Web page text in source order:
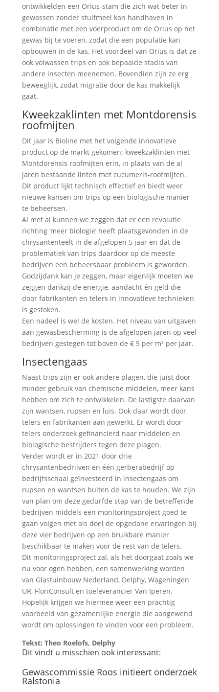
ontwikkelden een Orius-stam die zich wat beter in
gewassen zonder stuifmeel kan handhaven in
combinatie met een voerproduct om de Orius op het
gewas bij te voeren, zodat die een populatie kan
opbouwen in de kas. Het voordeel van Orius is dat ze
ook volwassen trips en ook bepaalde stadia van
andere insecten meenemen. Bovendien zijn ze erg
beweeglijk, zodat migratie door de kas makkelijk
gaat.
Kweekzaklinten met Montdorensis
roofmijten
Dit jaar is Bioline met het volgende innovatieve
product op de markt gekomen: kweekzaklinten met
Montdorensis roofmijten erin, in plaats van de al
jaren bestaande linten met cucumeris-roofmijten.
Dit product lijkt technisch effectief en biedt weer
nieuwe kansen om trips op een biologische manier
te beheersen.
Al met al kunnen we zeggen dat er een revolutie
richting ‘meer biologie’ heeft plaatsgevonden in de
chrysantenteelt in de afgelopen 5 jaar en dat de
problematiek van trips daardoor op de meeste
bedrijven een beheersbaar probleem is geworden.
Godzijdank kan je zeggen, maar eigenlijk moeten we
zeggen dankzij de energie, aandacht én geld die
door fabrikanten en telers in innovatieve technieken
is gestoken.
Een nadeel is wel de kosten. Het niveau van uitgaven
aan gewasbescherming is de afgelopen jaren op veel
bedrijven gestegen tot boven de € 5 per m² per jaar.
Insectengaas
Naast trips zijn er ook andere plagen, die juist door
minder gebruik van chemische middelen, meer kans
hebben om zich te ontwikkelen. De lastigste daarvan
zijn wantsen, rupsen en luis. Ook daar wordt door
telers en fabrikanten aan gewerkt. Er wordt door
telers onderzoek gefinancierd naar middelen en
biologische bestrijders tegen deze plagen.
Verder wordt er in 2021 door drie
chrysantenbedrijven en één gerberabedrijf op
bedrijfsschaal geïnvesteerd in insectengaas om
rupsen en wantsen buiten de kas te houden. We zijn
van plan om deze gedurfde stap van de betreffende
bedrijven middels een monitoringsproject goed te
gaan volgen met als doel de opgedane ervaringen bij
deze vier bedrijven op een bruikbare manier
beschikbaar te maken voor de rest van de telers.
Dit monitoringsproject zal, als het doorgaat zoals we
nu voor ogen hebben, een samenwerking worden
van Glastuinbouw Nederland, Delphy, Wageningen
UR, FloriConsult en toeleverancier Van Iperen.
Hopelijk krijgen we hiermee weer een prachtig
voorbeeld van gezamenlijke energie die aangewend
wordt om oplossingen te vinden voor een probleem.
Tekst: Theo Roelofs, Delphy
Dit vindt u misschien ook interessant:
Gewascommissie Roos initieert onderzoek
Ralstonia